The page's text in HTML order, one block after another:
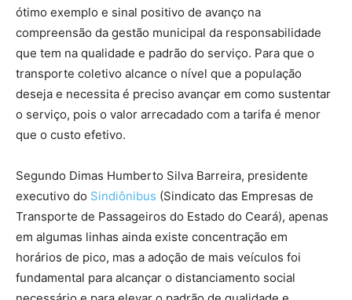
ótimo exemplo e sinal positivo de avanço na
compreensão da gestão municipal da responsabilidade
que tem na qualidade e padrão do serviço. Para que o
transporte coletivo alcance o nível que a população
deseja e necessita é preciso avançar em como sustentar
o serviço, pois o valor arrecadado com a tarifa é menor
que o custo efetivo.
Segundo Dimas Humberto Silva Barreira, presidente
executivo do Sindiônibus (Sindicato das Empresas de
Transporte de Passageiros do Estado do Ceará), apenas
em algumas linhas ainda existe concentração em
horários de pico, mas a adoção de mais veículos foi
fundamental para alcançar o distanciamento social